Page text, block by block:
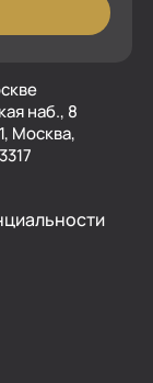
наб., 8
Москва,